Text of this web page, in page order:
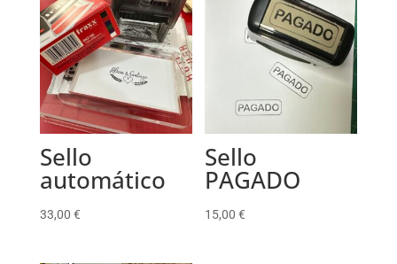
Sello
automático
33,00 €
Sello
PAGADO
15,00€